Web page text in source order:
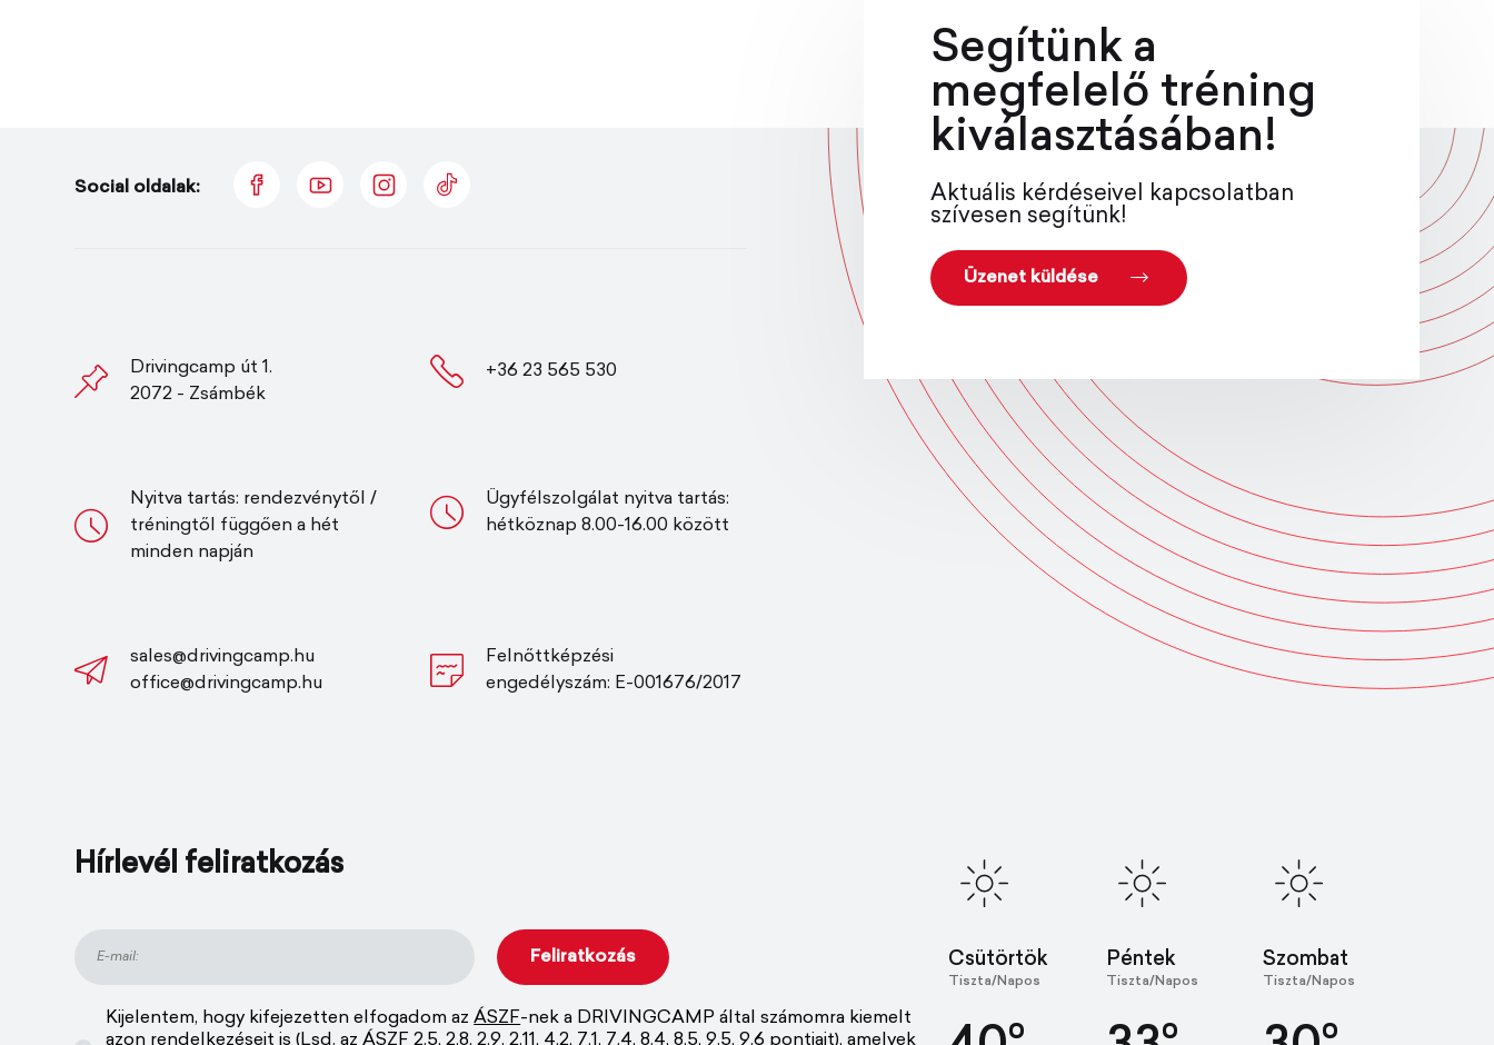
Segítünk a
megfelelő tréning
kiválasztásában!
Aktuális kérdéseivel kapcsolatban
szívesen segítünk!
Üzenet küldése
Social oldalak:
Drivingcamp út 1.
2072 - Zsámbék
+36 23 565 530
Nyitva tartás: rendezvénytől /
tréningtől függően a hét
minden napján
Ügyfélszolgálat nyitva tartás:
hétköznap 8.00-16.00 között
sales@drivingcamp.hu
office@drivingcamp.hu
Felnőttképzési
engedélyszám: E-001676/2017
Csütörtök
Tiszta/Napos
Péntek
Tiszta/Napos
Szombat
Tiszta/Napos
Hírlevél feliratkozás
Kijelentem, hogy kifejezetten elfogadom azÁSZF-nek a DRIVINGCAMP által számomra kiemelt
azon rendelkezéseit is (Lsd. az ÁSZF 2.5, 2.8, 2.9, 2.11, 4.2, 7.1, 7.4, 8.4, 8.5, 9.5, 9.6 pontjait), amelyek